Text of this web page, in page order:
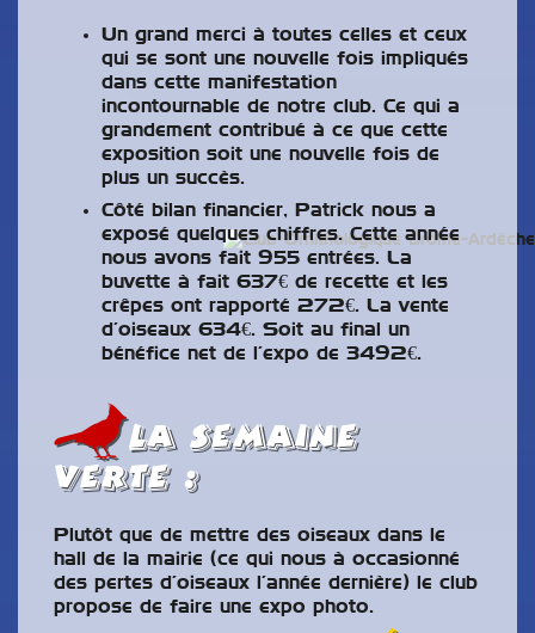
Un grand merci à toutes celles et ceux
qui se sont une nouvelle fois impliqués
dans cette manifestation
incontournable de notre club. Ce qui a
grandement contribué à ce que cette
exposition soit une nouvelle fois de
plus un succès.
Côté bilan financier, Patrick nous a
exposé quelques chiffres. Cette année
nous avons fait 955 entrées. La
buvette à fait 637€ de recette et les
crêpes ont rapporté 272€. La vente
d’oiseaux 634€. Soit au final un
bénéfice net de l’expo de 3492€.
la semaine
verte :
Plutôt que de mettre des oiseaux dans le
hall de la mairie (ce qui nous à occasionné
des pertes d’oiseaux l’année dernière) le club
propose de faire une expo photo.